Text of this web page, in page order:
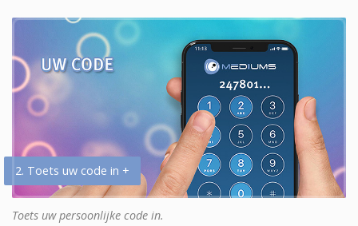
2. Toets uw code in +
Toets uw persoonlijke code in.